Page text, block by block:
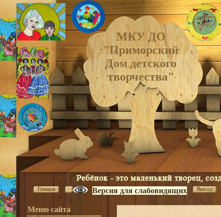
МКУ ДО
"Приморский
Дом детского
творчества"
Главная Версия для слабовидящих Выход
Меню сайта